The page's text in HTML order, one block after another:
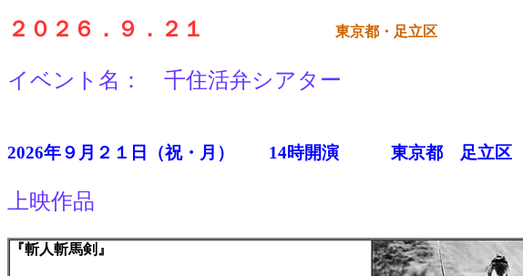
２０２６．９．２１ 東京都・足立区
イベント名： 千住活弁シアター
2026年９月２１日（祝・月） 14時開演 東京都 足立区
上映作品
『斬人斬馬剣』